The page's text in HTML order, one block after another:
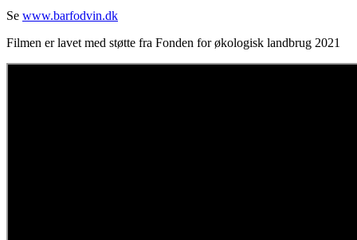
Se www.barfodvin.dk
Filmen er lavet med støtte fra Fonden for økologisk landbrug 2021